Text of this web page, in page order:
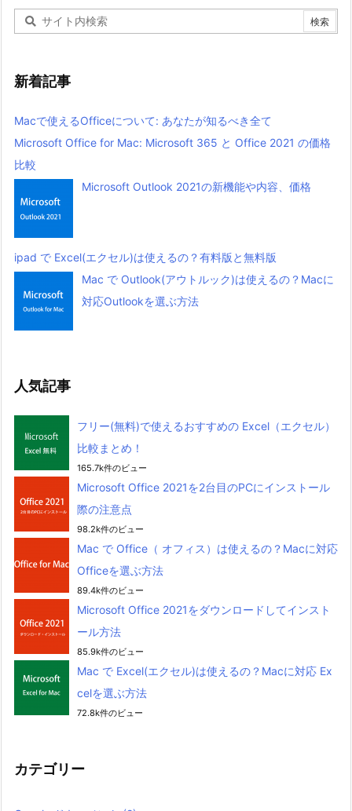
新着記事
Macで使えるOfficeについて: あなたが知るべき全て
Microsoft Office for Mac: Microsoft 365 と Office 2021 の価格
比較
Microsoft Outlook 2021の新機能や内容、価格
ipad で Excel(エクセル)は使えるの？有料版と無料版
Mac で Outlook(アウトルック)は使えるの？Macに
対応Outlookを選ぶ方法
人気記事
フリー(無料)で使えるおすすめの Excel（エクセル）
比較まとめ！
165.7k件のビュー
Microsoft Office 2021を2台目のPCにインストール
際の注意点
98.2k件のビュー
Mac で Office（ オフィス）は使えるの？Macに対応
Officeを選ぶ方法
89.4k件のビュー
Microsoft Office 2021をダウンロードしてインスト
ール方法
85.9k件のビュー
Mac で Excel(エクセル)は使えるの？Macに対応 Ex
celを選ぶ方法
72.8k件のビュー
カテゴリー